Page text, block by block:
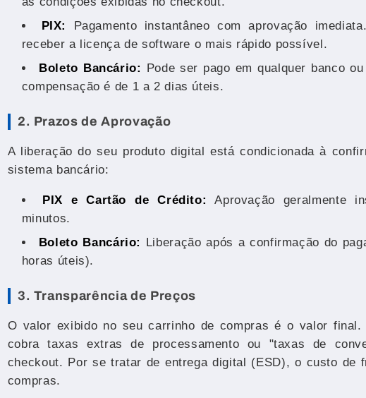
PIX:
Pagamento instantâneo com aprovação
receber a licença de software o mais rápido possível.
Boleto Bancário:
Pode ser pago em qualquer banco
compensação é de 1 a 2 dias úteis.
2. Prazos de Aprovação
A liberação do seu produto digital está condicionada à
sistema bancário:
PIX e Cartão de Crédito:
Aprovação geralmente
minutos.
Boleto Bancário: Liberação após a confirmação do
horas úteis).
3. Transparência de Preços
O valor exibido no seu carrinho de compras é o valor final.
cobra taxas extras de processamento ou "taxas de
checkout. Por se tratar de entrega digital (ESD), o custo de
compras.